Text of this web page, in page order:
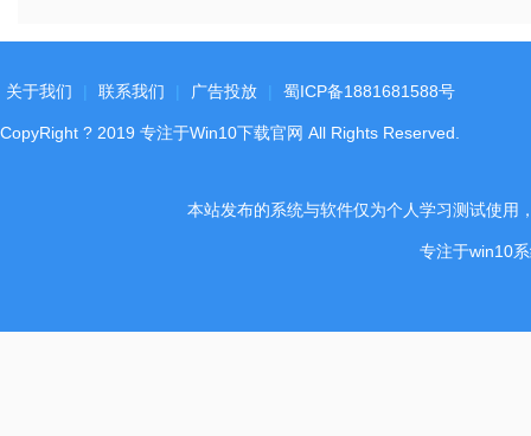
关于我们 联系我们 广告投放 蜀ICP备1881681588号
CopyRight ? 2019 专注于Win10下载官网 All Rights Reserved.
本站发布的系统与软件仅为个人学习测试使用
专注于win10